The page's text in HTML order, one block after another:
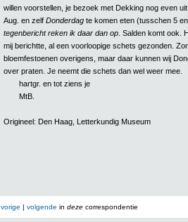
willen voorstellen, je bezoek met Dekking nog even
Aug. en zelf Donderdag te komen eten (tusschen 5
tegenbericht reken ik daar dan op . Salden komt ook.
mij berichtte, al een voorloopige schets gezonden.
bloemfestoenen overigens, maar daar kunnen wij
over praten. Je neemt die schets dan wel weer mee.
hartgr. en tot ziens je
MtB.
Origineel: Den Haag, Letterkundig Museum
vorige | volgende in deze correspondentie